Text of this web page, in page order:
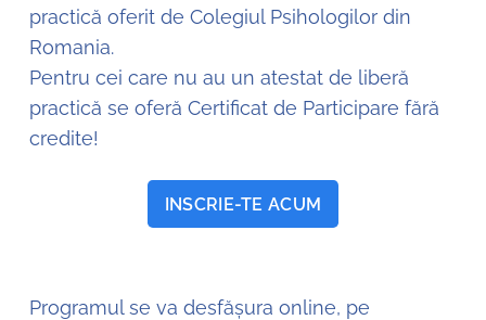
practică oferit de Colegiul Psihologilor din
Romania.
Pentru cei care nu au un atestat de liberă
practică se oferă Certificat de Participare fără
credite!
INSCRIE-TE ACUM
Programul se va desfășura online, pe